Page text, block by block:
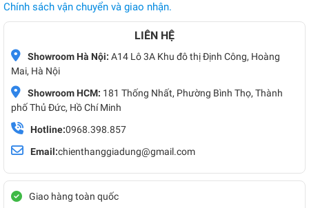
Chính sách vận chuyển và giao nhận.
LIÊN HỆ
Showroom Hà Nội: A14 Lô 3A Khu đô thị Định Công, Hoàng
Mai, Hà Nội
Showroom HCM: 181 Thống Nhất, Phường Bình Thọ, Thành
phố Thủ Đức, Hồ Chí Minh
Hotline:0968.398.857
Email:chienthanggiadung@gmail.com
Giao hàng toàn quốc